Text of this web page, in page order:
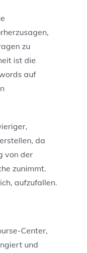
zu
ist die
auf
da
von der
zunimmt.
aufzufallen.
Center,
und